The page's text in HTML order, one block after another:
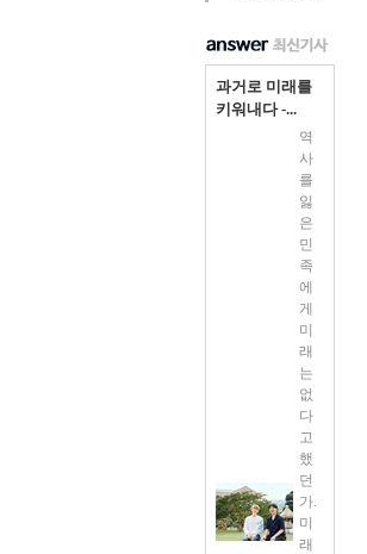
과거로 미래를
키워내다 -...
역
사
를
잃
은
민
족
에
게
미
래
는
없
다
고
했
던
가.
미
래